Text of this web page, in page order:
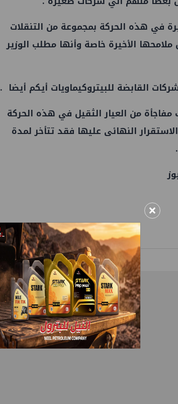
في هذه الحركة بمجموعة من التنقلات
الأخيرة خاصة وأنها مطلب الوزير
القابضة للبيتروكيماويات أيكم أيضا .
من العيار الثقيل في هذه الحركة
النهائى عليها فقد تتأخر لمدة
×